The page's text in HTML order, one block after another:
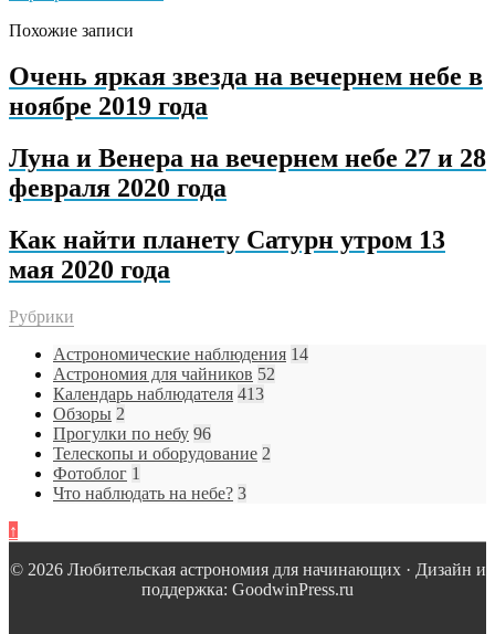
Похожие записи
Очень яркая звезда на вечернем небе в
ноябре 2019 года
Луна и Венера на вечернем небе 27 и 28
февраля 2020 года
Как найти планету Сатурн утром 13
мая 2020 года
Рубрики
Астрономические наблюдения 14
Астрономия для чайников 52
Календарь наблюдателя 413
Обзоры 2
Прогулки по небу 96
Телескопы и оборудование 2
Фотоблог 1
Что наблюдать на небе? 3
↑
© 2026 Любительская астрономия для начинающих · Дизайн и
поддержка: GoodwinPress.ru